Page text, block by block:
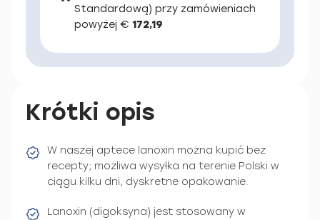
Standardową) przy zamówieniach
powyżej € 172,19
Krótki opis
W naszej aptece lanoxin można kupić bez
recepty; możliwa wysyłka na terenie Polski w
ciągu kilku dni, dyskretne opakowanie.
Lanoxin (digoksyna) jest stosowany w